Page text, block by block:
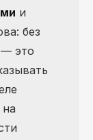
и
без
— это